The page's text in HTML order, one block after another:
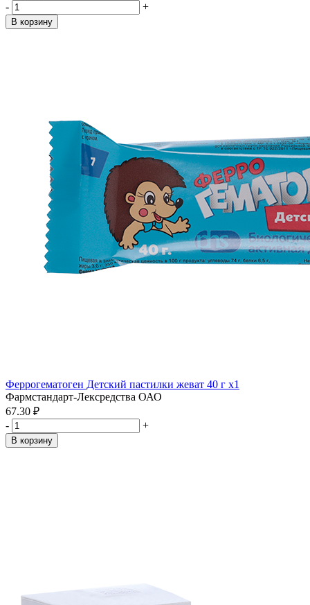
-
+
В корзину
Феррогематоген Детский пастилки жеват 40 г x1
Фармстандарт-Лексредства ОАО
67.30 ₽
-
+
В корзину